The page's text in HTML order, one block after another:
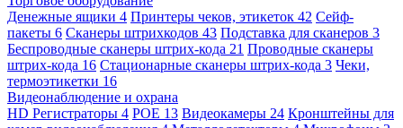
Денежные ящики 4 Принтеры чеков, этикеток 42 Сейф-
пакеты 6 Сканеры штрихкодов 43 Подставка для сканеров 3
Беспроводные сканеры штрих-кода 21 Проводные сканеры
штрих-кода 16 Стационарные сканеры штрих-кода 3 Чеки,
термоэтикетки 16
Видеонаблюдение и охрана
HD Регистраторы 4 POE 13 Видеокамеры 24 Кронштейны для